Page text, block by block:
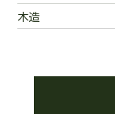
木造